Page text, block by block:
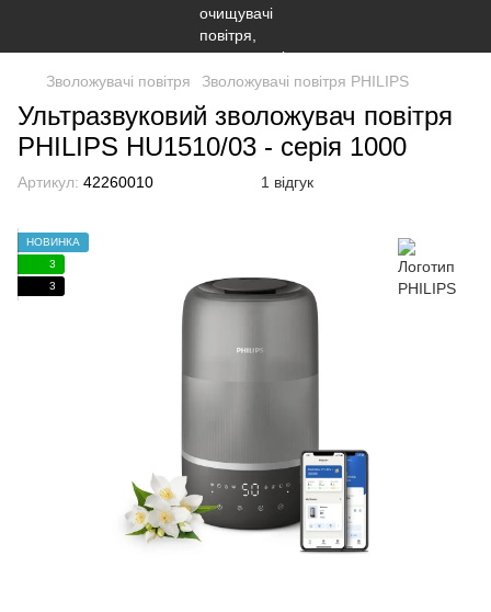
Зволожувачі повітря Зволожувачі повітря PHILIPS
Ультразвуковий зволожувач повітря
PHILIPS HU1510/03 - серія 1000
Артикул: 42260010 1 відгук
НОВИНКА
3
3